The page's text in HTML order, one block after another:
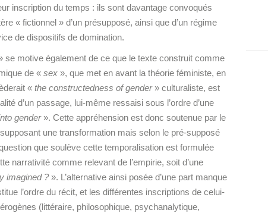
inscription du temps : ils sont davantage convoqués
« fictionnel » d’un présupposé, ainsi que d’un régime
de dispositifs de domination.
se motive également de ce que le texte construit comme
de « sex », que met en avant la théorie féministe, en
« the constructedness of gender» culturaliste, est
d’un passage, lui-même ressaisi sous l’ordre d’une
gender». Cette appréhension est donc soutenue par le
une transformation mais selon le pré-supposé
que soulève cette temporalisation est formulée
narrativité comme relevant de l’empirie, soit d’une
imagined ?». L’alternative ainsi posée d’une part manque
l’ordre du récit, et les différentes inscriptions de celui-
(littéraire, philosophique, psychanalytique,